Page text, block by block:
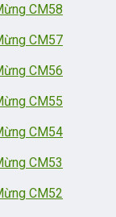
CM58
CM57
CM56
CM55
CM54
CM53
CM52